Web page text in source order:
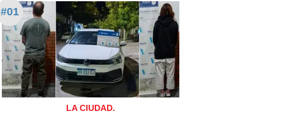
#01
LA CIUDAD.